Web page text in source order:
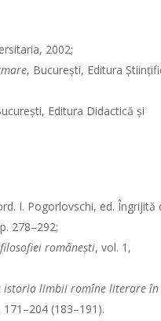
2002;
, Bucureşti, Editura
Editura Didactică şi
I. Pogorlovschi, ed. Îngrijită
278–292;
româneşti, vol. 1,
istoria limbii romîne literare în
(183–191).